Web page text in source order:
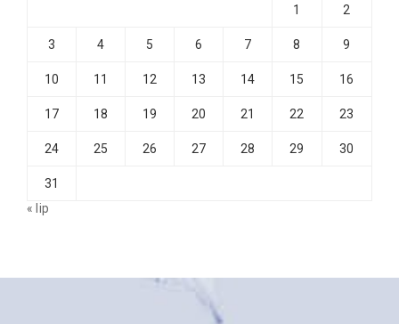
1 2
3 4 5 6 7 8 9
10 11 12 13 14 15 16
17 18 19 20 21 22 23
24 25 26 27 28 29 30
31
« lip